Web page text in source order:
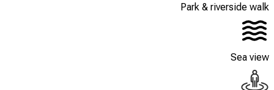
Park & riverside walk
Sea view